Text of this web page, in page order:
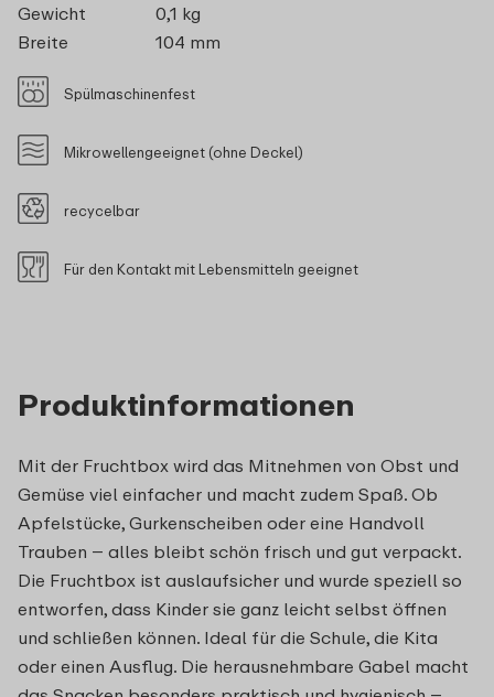
Produktinformationen
Mit der Fruchtbox wird das Mitnehmen von Obst und
Gemüse viel einfacher und macht zudem Spaß. Ob
Apfelstücke, Gurkenscheiben oder eine Handvoll
Trauben – alles bleibt schön frisch und gut verpackt.
Die Fruchtbox ist auslaufsicher und wurde speziell so
entworfen, dass Kinder sie ganz leicht selbst öffnen
und schließen können. Ideal für die Schule, die Kita
oder einen Ausflug. Die herausnehmbare Gabel macht
Gewicht
0,1 kg
Breite
104 mm
Spülmaschinenfest
Mikrowellengeeignet (ohne Deckel)
recycelbar
Für den Kontakt mit Lebensmitteln geeignet